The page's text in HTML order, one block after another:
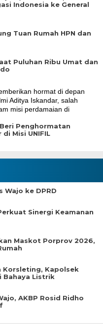
Indonesia ke General
Tuan Rumah HPN dan
Puluhan Ribu Umat dan
Penghormatan
Misi UNIFIL
Wajo ke DPRD
Sinergi Keamanan
Maskot Porprov 2026,
Korsleting, Kapolsek
Bahaya Listrik
AKBP Rosid Ridho